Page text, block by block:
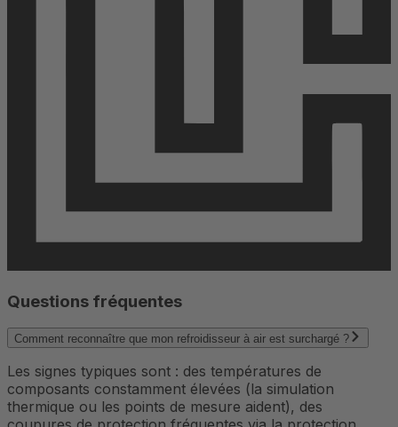
Questions fréquentes
Comment reconnaître que mon refroidisseur à air est surchargé ?
Les signes typiques sont : des températures de
composants constamment élevées (la simulation
thermique ou les points de mesure aident), des